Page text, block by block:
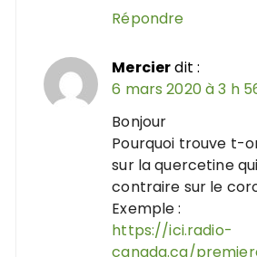
Répondre
Mercierdit :
6 mars 2020 à 3 h
Bonjour
Pourquoi trouve t-
sur la quercetine
contraire sur le
Exemple :
https://ici.radio-
canada.ca/